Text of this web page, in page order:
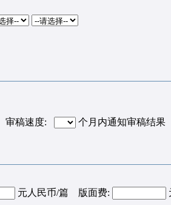
审稿速度: 个月内通知审稿结果
元人民币/篇 版面费: